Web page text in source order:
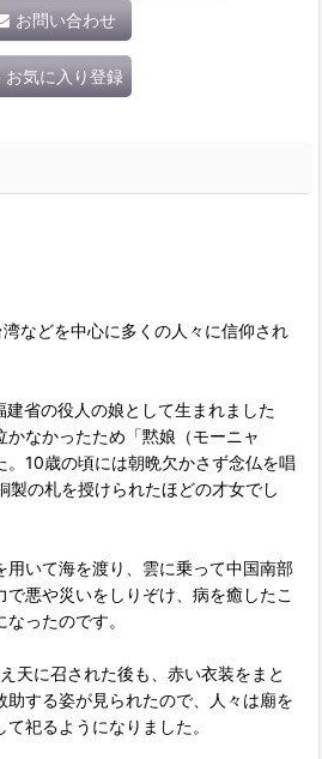
お問い合わせ
お気に入り登録
などを中心に多くの人々に信仰され
省の役人の娘として生まれました
なかったため「黙娘（モーニャ
。10歳の頃には朝晩欠かさず念仏を唱
製の札を授けられたほどの才女でし
用いて海を渡り、雲に乗って中国南部
悪や災いをしりぞけ、病を癒したこ
ったのです。
天に召された後も、赤い衣装をまと
助する姿が見られたので、人々は廟を
祀るようになりました。